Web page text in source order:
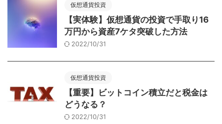
仮想通貨投資
【実体験】仮想通貨の投資で手取り16
万円から資産7ケタ突破した方法
2022/10/31
仮想通貨投資
【重要】ビットコイン積立だと税金は
どうなる？
2022/10/31